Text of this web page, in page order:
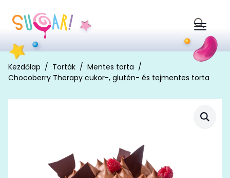
Search
for:
Kezdőlap Torták
Mentes torta
Chocoberry Therapy cukor-, glutén- és tejmentes torta